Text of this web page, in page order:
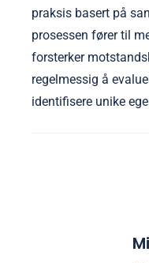
praksis basert på
prosessen fører til
forsterker
regelmessig å
identifisere unike